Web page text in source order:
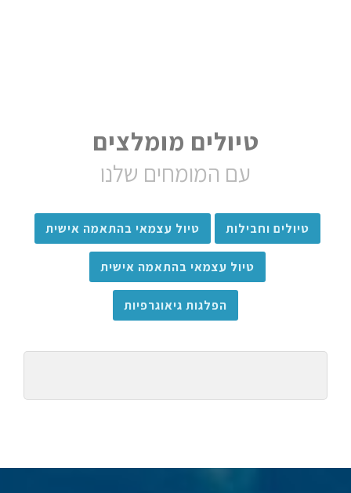
טיולים מומלצים
עם המומחים שלנו
טיולים וחבילות טיול עצמאי בהתאמה אישית
טיול עצמאי בהתאמה אישית
הפלגות גיאוגרפיות